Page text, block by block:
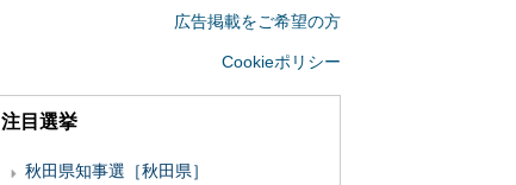
広告掲載をご希望の方
Cookieポリシー
注目選挙
秋田県知事選［秋田県］